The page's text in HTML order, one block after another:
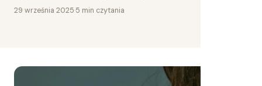
29 września 2025·5 min czytania